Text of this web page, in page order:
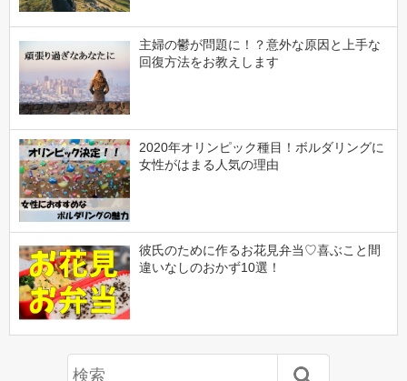
主婦の鬱が問題に！？意外な原因と上手な
回復方法をお教えします
2020年オリンピック種目！ボルダリングに
女性がはまる人気の理由
彼氏のために作るお花見弁当♡喜ぶこと間
違いなしのおかず10選！